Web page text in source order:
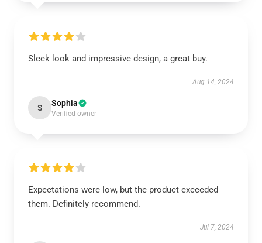
Sleek look and impressive design, a great buy.
Aug 14, 2024
S Sophia
Verified owner
Expectations were low, but the product exceeded
them. Definitely recommend.
Jul 7, 2024